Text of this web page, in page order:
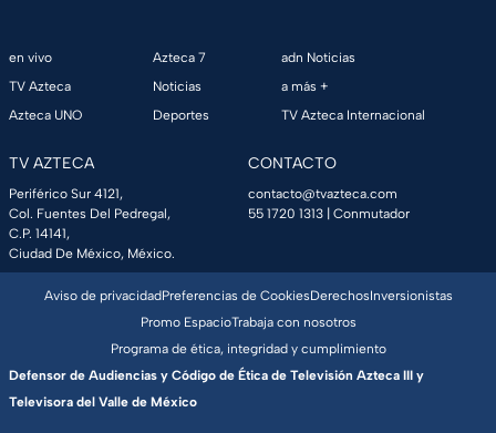
en vivo
TV Azteca
Azteca UNO
Azteca 7
Noticias
Deportes
adn Noticias
a más +
TV Azteca Internacional
TV AZTECA
Periférico Sur 4121,
Col. Fuentes Del Pedregal,
C.P. 14141,
Ciudad De México, México.
CONTACTO
contacto@tvazteca.com
55 1720 1313 | Conmutador
Aviso de privacidadPreferencias de CookiesDerechosInversionistas
Promo EspacioTrabaja con nosotros
Programa de ética, integridad y cumplimiento
Defensor de Audiencias y Código de Ética de Televisión Azteca III y
Televisora del Valle de México